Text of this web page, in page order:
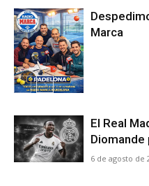
Marca
El Real
6 de agosto de